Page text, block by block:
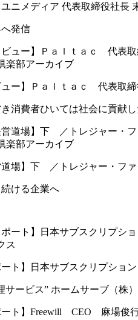
ユニメディア 代表取締役社長
発信
楽部アーカイブ
ュー】Ｐａｌｔａｃ 代表取
消費者ひいては社会に貢献
楽部アーカイブ
道場】下 ／トレジャー・フ
ける企業へ
ス
ート】日本サブスクリプショ
サービス” ホームサーブ（株）